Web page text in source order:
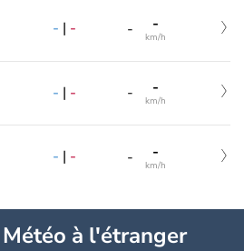
- | - - -
km/h
- | - - -
km/h
- | - - -
km/h
à l'étranger